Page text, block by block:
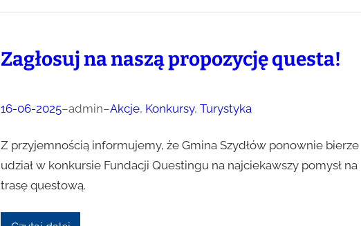
Zagłosuj na naszą propozycję questa!
16-06-2025–admin–Akcje, Konkursy, Turystyka
Z przyjemnością informujemy, że Gmina Szydłów ponownie bierze
udział w konkursie Fundacji Questingu na najciekawszy pomysł na
trasę questową.